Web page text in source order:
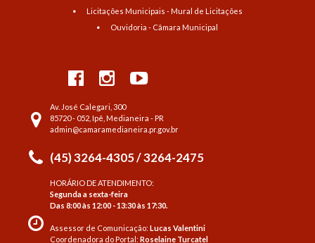
Licitações Municipais - Mural de Licitações
Ouvidoria - Câmara Municipal
Av. José Calegari, 300
85720 - 052, Ipê, Medianeira - PR
admin@camaramedianeira.pr.gov.br
(45) 3264-4305 / 3264-2475
HORÁRIO DE ATENDIMENTO:
Segunda a sexta-feira
Das 8:00 às 12:00 - 13:30 às 17:30.
Assessor de Comunicação:Lucas Valentini
Coordenadora do Portal:Roselaine Turcatel